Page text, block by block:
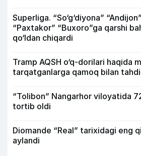
Superliga. “So‘g‘diyona”
“Paxtakor” “Buxoro”ga qarshi
qo‘ldan chiqardi
Tramp AQSH o‘q-dorilari haqida
tarqatganlarga qamoq bilan
“Tolibon” Nangarhor viloyatida
tortib oldi
Diomande “Real” tarixidagi eng
aylandi